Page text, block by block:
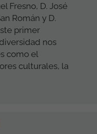
Fresno, D. José
Román y D.
primer
nos
como el
culturales, la